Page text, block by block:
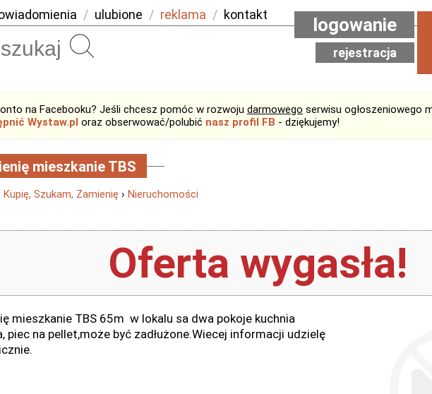
/ ulubione / reklama / kontakt logowanie
rejestracja
na Facebooku? Jeśli chcesz pomóc w rozwoju darmowego serwisu ogłoszeniowego
Wystaw.pl oraz obserwować/polubić nasz profil FB - dziękujemy!
mieszkanie TBS
Kupię, Szukam, Zamienię › Nieruchomości
Oferta wygasła!
mieszkanie TBS 65m w lokalu sa dwa pokoje kuchnia
piec na pellet,może być zadłużone.Wiecej informacji udzielę